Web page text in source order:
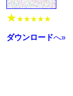
★★★★★★
ダウンロードへ»